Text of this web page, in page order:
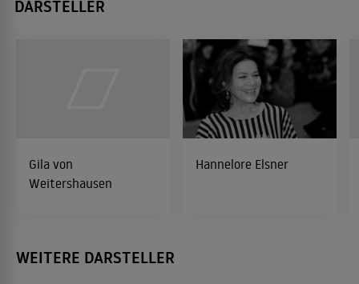
DARSTELLER
Gila von
Weitershausen
Hannelore Elsner
WEITERE DARSTELLER